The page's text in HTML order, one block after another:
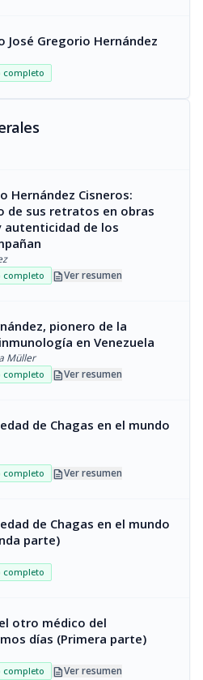
José Gregorio Hernández
completo
Hernández Cisneros:
de sus retratos en obras
autenticidad de los
completo descriptionVer resumen
pionero de la
en Venezuela
Müller
completo descriptionVer resumen
de Chagas en el mundo
completo descriptionVer resumen
de Chagas en el mundo
parte)
completo
otro médico del
días (Primera parte)
completo descriptionVer resumen